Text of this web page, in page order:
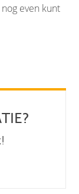
even kunt